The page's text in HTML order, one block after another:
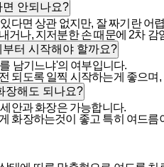
안되나요?
다면 상관 없지만, 잘 짜기란 어
거나, 지저분한 손 때문에 2차
터 시작해야 할까요?
남기느냐'의 여부입니다.
되도록 일찍 시작하는게 좋으
장해도 되나요?
안과 화장은 가능합니다.
화장하는것이 좋고 특히 여드